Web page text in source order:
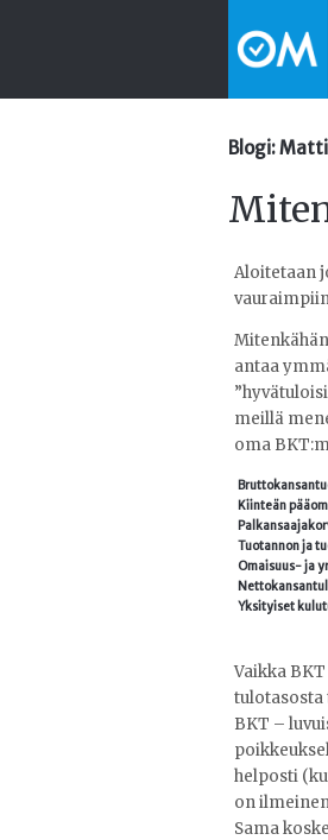
Blogi:
Aloitetaan
vauraimpiin
antaa
meillä
oma
Kiinteän
Tuotannon ja
Omaisuus- ja
Yksityiset
Vaikka
tulotasosta
BKT –
helposti
on
Sama